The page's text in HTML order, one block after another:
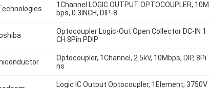
1Channel LOGIC OUTPUT OPTOCOUPLER, 10M
bps, 0.3INCH, DIP-8
Optocoupler Logic-Out Open Collector DC-IN 1
CH 8Pin PDIP
Optocoupler, 1Channel, 2.5kV, 10Mbps, DIP, 8Pi
ns
Logic IC Output Optocoupler, 1Element, 3750V